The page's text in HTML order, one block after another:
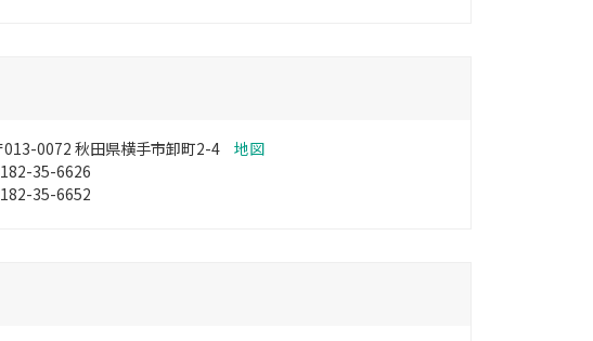
013-0072秋田県横手市卸町2-4
地図
35-6626
35-6652